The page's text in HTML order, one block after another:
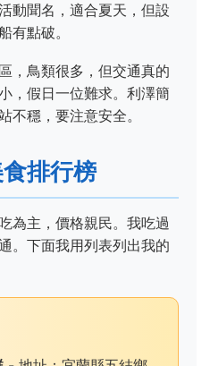
動聞名，適合夏天，但設
有點破。
，鳥類很多，但交通真的
，假日一位難求。利澤簡
不穩，要注意安全。
排行榜
為主，價格親民。我吃過
。下面我用列表列出我的